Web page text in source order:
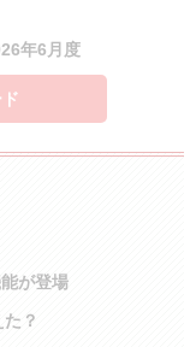
年6月度
が登場
？